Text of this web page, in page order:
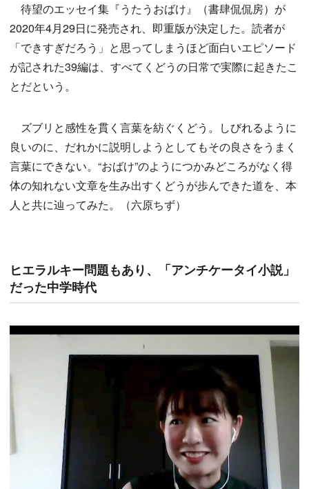
待望のエッセイ集『うたうおばけ』（書肆侃侃房）が
2020年4月29日に発売され、即重版が決定した。読者が
「できすぎだろう」と思ってしまうほど面白いエピソード
が記された39編は、すべてくどうの日常で実際に起きたこ
とだという。
ズブリと感性を貫く言葉を紡ぐくどう。しびれるように
良いのに、だれかに説明しようとしてもその良さをうまく
言葉にできない。“おばけ”のようにつかみどころがなく得
体の知れない文章を生み出すくどうが歩んできた道を、本
人と共に辿ってみた。（六原ちず）
ヒエラルキー問題もあり、「アンチケータイ小説」
だった中学時代